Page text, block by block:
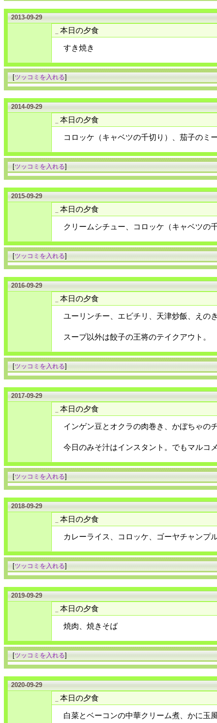
2013-09-29
本日の夕食
すき焼き
[ツッコミを入れる]
2014-09-29
本日の夕食
コロッケ（キャベツの千切り）、茄子のミ
[ツッコミを入れる]
2015-09-29
本日の夕食
クリームシチュー、コロッケ（キャベツの
[ツッコミを入れる]
2016-09-29
本日の夕食
ユーリンチー、エビチリ、天津炒飯、えの
スープ以外は餃子の王将のテイクアウト。
[ツッコミを入れる]
2017-09-29
本日の夕食
インゲン豆とオクラの肉巻き、かぼちゃの
今日のみそ汁はインスタント。でもマルコ
[ツッコミを入れる]
2018-09-29
本日の夕食
カレーライス、コロッケ、ゴーヤチャンプ
[ツッコミを入れる]
2019-09-29
本日の夕食
焼肉、焼きそば
[ツッコミを入れる]
2020-09-29
本日の夕食
白菜とベーコンの中華クリーム煮、かに玉